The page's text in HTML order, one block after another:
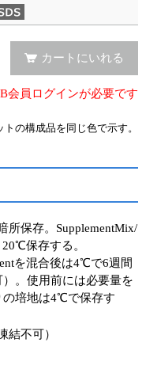
トの構成品を同じ色で示す。
カートにいれる
会員ログインが必要です
所保存。SupplementMix/
20℃保存する。
を混合後は4℃で6週間
。使用前には必要量を
の培地は4℃で保存す
結不可）